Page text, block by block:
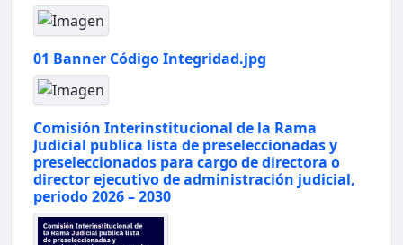
01 Banner Código Integridad.jpg
Comisión Interinstitucional de la Rama
Judicial publica lista de preseleccionadas y
preseleccionados para cargo de directora o
director ejecutivo de administración judicial,
periodo 2026 – 2030